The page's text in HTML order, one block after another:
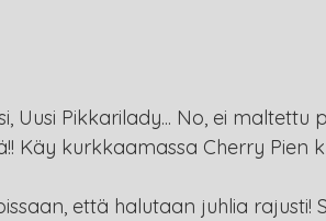
Uusi Pikkarilady... No, ei maltettu
Käy kurkkaamassa Cherry Pien
että halutaan juhlia rajusti!